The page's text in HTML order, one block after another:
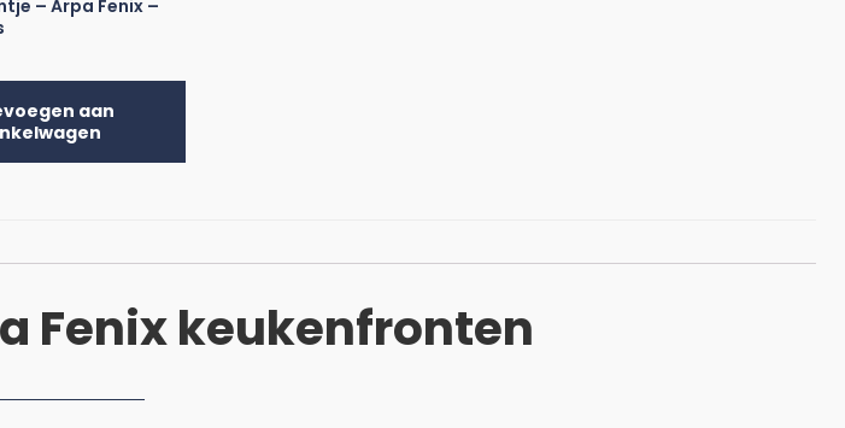
– Arpa Fenix –
aan
Fenix keukenfronten​